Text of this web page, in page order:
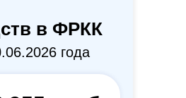
в ФРКК
года